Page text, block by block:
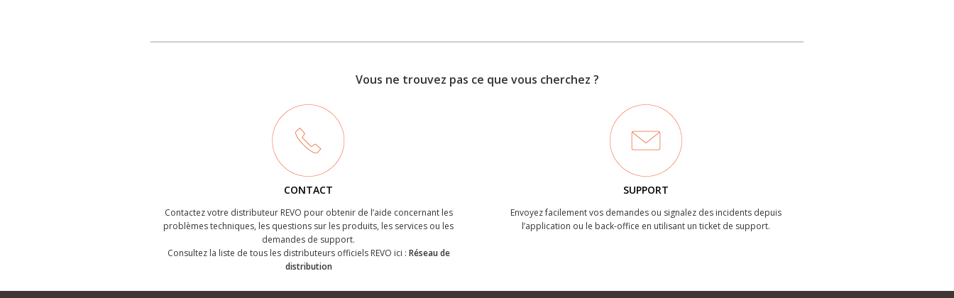
Vous ne trouvez pas ce que vous cherchez ?
CONTACT
Contactez votre distributeur REVO pour obtenir de l’aide concernant les
problèmes techniques, les questions sur les produits, les services ou les
demandes de support.
Consultez la liste de tous les distributeurs officiels REVO ici : Réseau de
distribution
SUPPORT
Envoyez facilement vos demandes ou signalez des incidents depuis
l’application ou le back-office en utilisant un ticket de support.